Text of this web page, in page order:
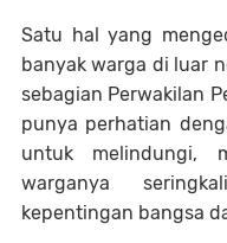
Satu hal yang
banyak warga di luar
sebagian Perwakilan
punya perhatian
untuk melindungi,
warganya
kepentingan bangsa